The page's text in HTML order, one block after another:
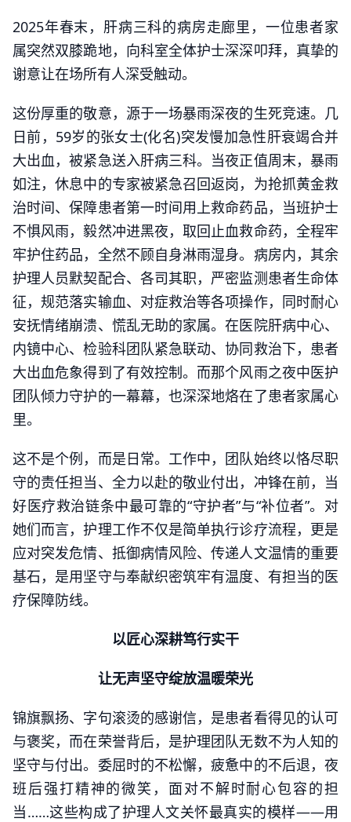
2025年春末，肝病三科的病房走廊里，一位患者家
属突然双膝跪地，向科室全体护士深深叩拜，真挚的
谢意让在场所有人深受触动。
这份厚重的敬意，源于一场暴雨深夜的生死竞速。几
日前，59岁的张女士(化名)突发慢加急性肝衰竭合并
大出血，被紧急送入肝病三科。当夜正值周末，暴雨
如注，休息中的专家被紧急召回返岗，为抢抓黄金救
治时间、保障患者第一时间用上救命药品，当班护士
不惧风雨，毅然冲进黑夜，取回止血救命药，全程牢
牢护住药品，全然不顾自身淋雨湿身。病房内，其余
护理人员默契配合、各司其职，严密监测患者生命体
征，规范落实输血、对症救治等各项操作，同时耐心
安抚情绪崩溃、慌乱无助的家属。在医院肝病中心、
内镜中心、检验科团队紧急联动、协同救治下，患者
大出血危象得到了有效控制。而那个风雨之夜中医护
团队倾力守护的一幕幕，也深深地烙在了患者家属心
里。
这不是个例，而是日常。工作中，团队始终以恪尽职
守的责任担当、全力以赴的敬业付出，冲锋在前，当
好医疗救治链条中最可靠的“守护者”与“补位者”。对
她们而言，护理工作不仅是简单执行诊疗流程，更是
应对突发危情、抵御病情风险、传递人文温情的重要
基石，是用坚守与奉献织密筑牢有温度、有担当的医
疗保障防线。
以匠心深耕笃行实干
让无声坚守绽放温暖荣光
锦旗飘扬、字句滚烫的感谢信，是患者看得见的认可
与褒奖，而在荣誉背后，是护理团队无数不为人知的
坚守与付出。委屈时的不松懈，疲惫中的不后退，夜
班后强打精神的微笑，面对不解时耐心包容的担
当……这些构成了护理人文关怀最真实的模样——用